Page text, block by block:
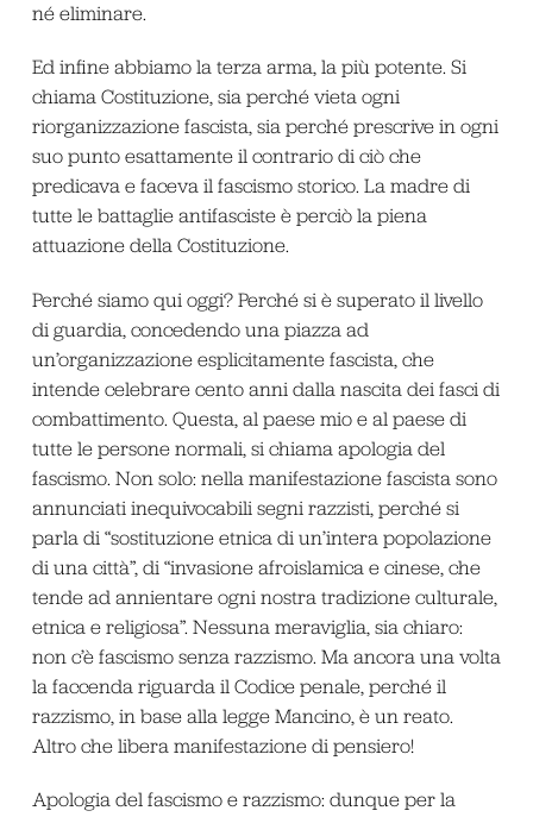
né eliminare.
Ed infine abbiamo la terza arma, la più potente. Si
chiama Costituzione, sia perché vieta ogni
riorganizzazione fascista, sia perché prescrive in ogni
suo punto esattamente il contrario di ciò che
predicava e faceva il fascismo storico. La madre di
tutte le battaglie antifasciste è perciò la piena
attuazione della Costituzione.
Perché siamo qui oggi? Perché si è superato il livello
di guardia, concedendo una piazza ad
un’organizzazione esplicitamente fascista, che
intende celebrare cento anni dalla nascita dei fasci di
combattimento. Questa, al paese mio e al paese di
tutte le persone normali, si chiama apologia del
fascismo. Non solo: nella manifestazione fascista sono
annunciati inequivocabili segni razzisti, perché si
parla di “sostituzione etnica di un’intera popolazione
di una città”, di “invasione afroislamica e cinese, che
tende ad annientare ogni nostra tradizione culturale,
etnica e religiosa”. Nessuna meraviglia, sia chiaro:
non c’è fascismo senza razzismo. Ma ancora una volta
la faccenda riguarda il Codice penale, perché il
razzismo, in base alla legge Mancino, è un reato.
Altro che libera manifestazione di pensiero!
Apologia del fascismo e razzismo: dunque per la